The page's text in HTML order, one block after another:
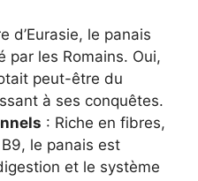
d’Eurasie, le panais
par les Romains. Oui,
peut-être du
à ses conquêtes.
: Riche en fibres,
le panais est
et le système